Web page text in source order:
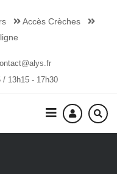
Accès Crèches
/ 13h15 - 17h30